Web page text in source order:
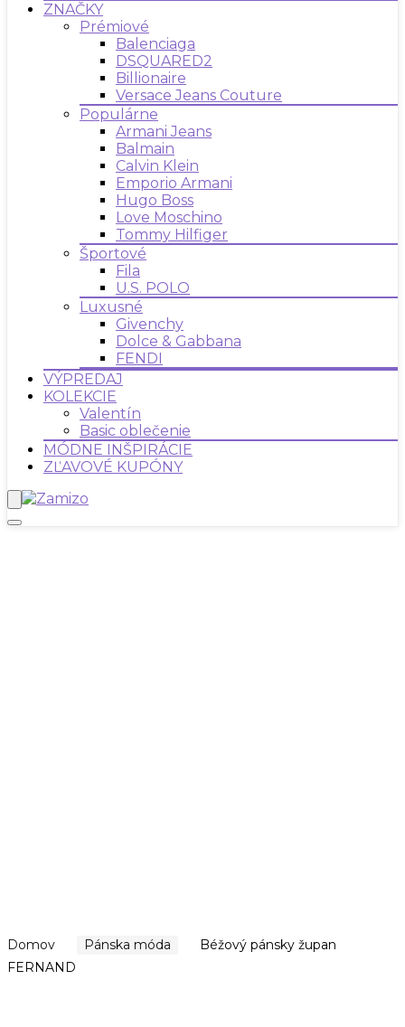
ZNAČKY
Prémiové
Balenciaga
DSQUARED2
Billionaire
Versace Jeans Couture
Populárne
Armani Jeans
Balmain
Calvin Klein
Emporio Armani
Hugo Boss
Love Moschino
Tommy Hilfiger
Športové
Fila
U.S. POLO
Luxusné
Givenchy
Dolce & Gabbana
FENDI
VÝPREDAJ
KOLEKCIE
Valentín
Basic oblečenie
MÓDNE INŠPIRÁCIE
ZĽAVOVÉ KUPÓNY
Domov Pánska móda
Béžový pánsky župan
FERNAND